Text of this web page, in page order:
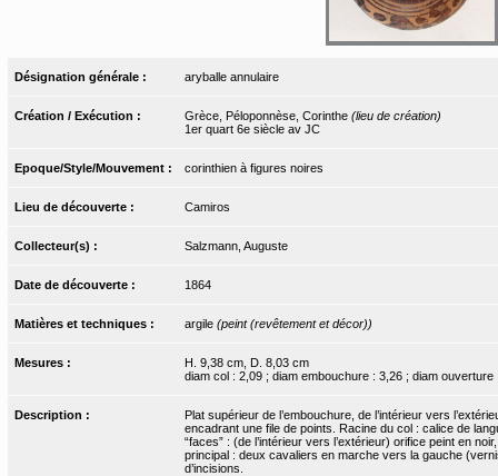
Désignation générale : aryballe annulaire
Création / Exécution : Grèce, Péloponnèse, Corinthe (lieu de création)
1er quart 6e siècle av JC
Epoque/Style/Mouvement : corinthien à figures noires
Lieu de découverte : Camiros
Collecteur(s) : Salzmann, Auguste
Date de découverte : 1864
Matières et techniques : argile (peint (revêtement et décor))
Mesures :
H. 9,38 cm, D. 8,03 cm
diam col : 2,09 ; diam embouchure : 3,26 ; diam ouverture
Description :
Plat supérieur de l’embouchure, de l’intérieur vers
encadrant une file de points. Racine du col : calice de
“faces” : (de l’intérieur vers l’extérieur) orifice peint en
principal : deux cavaliers en marche vers la gauche
d’incisions.